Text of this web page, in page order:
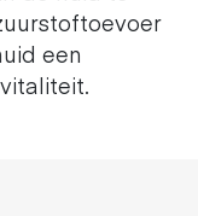
een